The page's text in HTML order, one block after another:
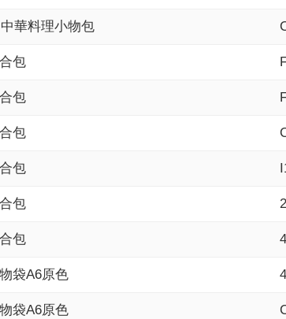
華料理小物包
包
包
包
包
包
包
袋A6原色
袋A6原色